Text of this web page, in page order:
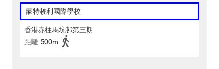
蒙特梭利國際學校
香港赤柱馬坑邨第三期
距離 500m